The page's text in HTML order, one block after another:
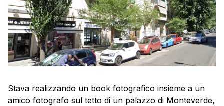
Stava realizzando un book fotografico insieme a un
amico fotografo sul tetto di un palazzo di Monteverde,